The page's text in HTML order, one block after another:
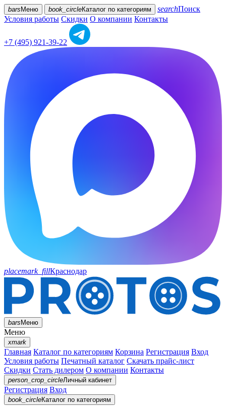
bars Меню book_circleКаталог по категориям searchПоиск
Условия работы Скидки О компании Контакты
+7 (495) 921-39-22
placemark_fillКраснодар
barsМеню
Меню
xmark
Главная Каталог по категориям Корзина Регистрация Вход
Условия работы Печатный каталог Скачать прайс-лист
Скидки Стать дилером О компании Контакты
person_crop_circleЛичный кабинет
Регистрация Вход
book_circleКаталог по категориям